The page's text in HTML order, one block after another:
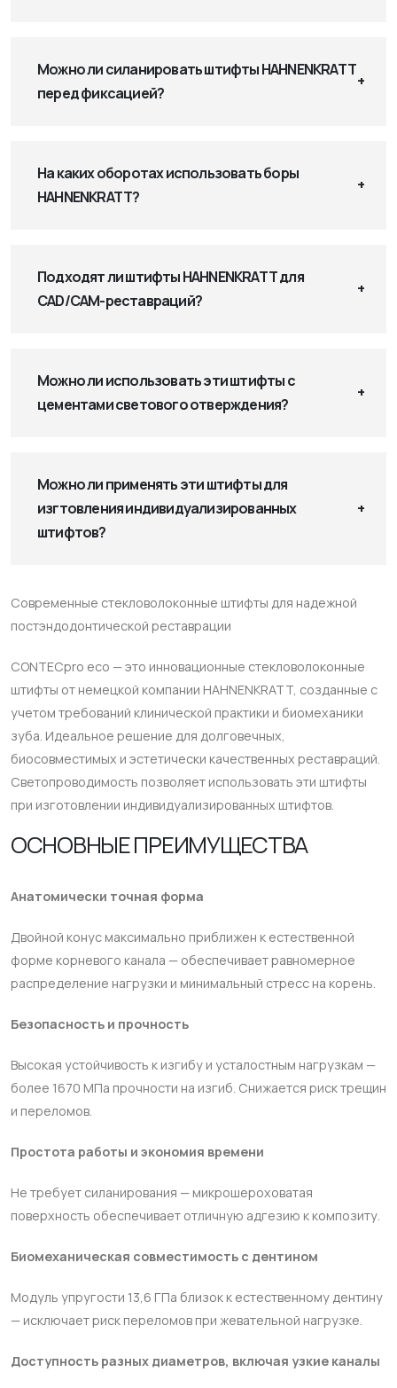
Можно ли силанировать штифты HAHNENKRATT
перед фиксацией?
На каких оборотах использовать боры
HAHNENKRATT?
Подходят ли штифты HAHNENKRATT для
CAD/CAM-реставраций?
Можно ли использовать эти штифты с
цементами светового отверждения?
Можно ли применять эти штифты для
изгтовления индивидуализированных
штифтов?
Современные стекловолоконные штифты для надежной
постэндодонтической реставрации
CONTECpro eco — это инновационные стекловолоконные
штифты от немецкой компании HAHNENKRATT, созданные с
учетом требований клинической практики и биомеханики
зуба. Идеальное решение для долговечных,
биосовместимых и эстетически качественных реставраций.
Светопроводимость позволяет использовать эти штифты
при изготовлении индивидуализированных штифтов.
ОСНОВНЫЕ ПРЕИМУЩЕСТВА
Анатомически точная форма
Двойной конус максимально приближен к естественной
форме корневого канала — обеспечивает равномерное
распределение нагрузки и минимальный стресс на корень.
Безопасность и прочность
Высокая устойчивость к изгибу и усталостным нагрузкам —
более 1670 МПа прочности на изгиб. Снижается риск трещин
и переломов.
Простота работы и экономия времени
Не требует силанирования — микрошероховатая
поверхность обеспечивает отличную адгезию к композиту.
Биомеханическая совместимость с дентином
Модуль упругости 13,6 ГПа близок к естественному дентину
— исключает риск переломов при жевательной нагрузке.
Доступность разных диаметров, включая узкие каналы